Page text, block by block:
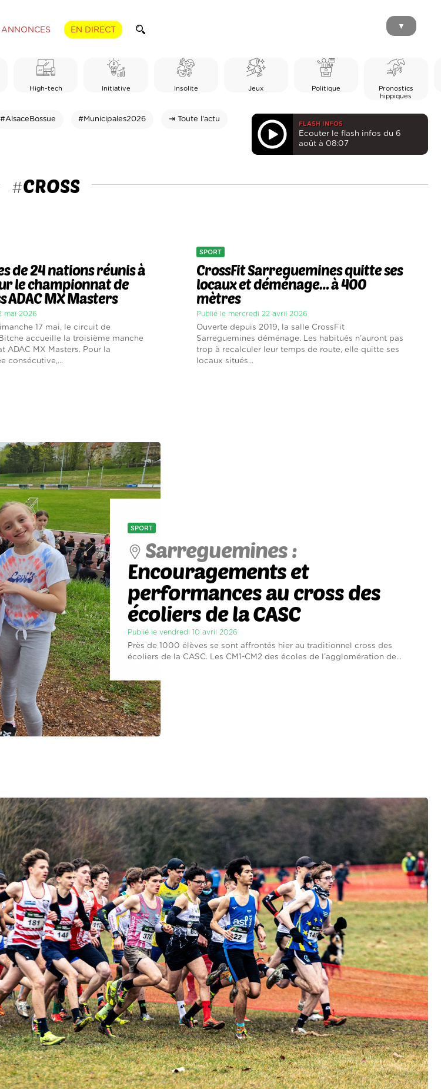
ANNONCES EN DIRECT ▼
High-tech Initiative Insolite Jeux Politique
Pronostics
hippiques
#AlsaceBossue #Municipales2026 ⇥ Toute l'actu
FLASH INFOS
Ecouter le flash infos du 6
août à 08:07
#CROSS
de 24 nations réunis à
le championnat de
ADAC MX Masters
mai 2026
17 mai, le circuit de
accueille la troisième manche
ADAC MX Masters. Pour la
consécutive,...
SPORT
CrossFit Sarreguemines quitte ses
locaux et déménage… à 400
mètres
Publié le mercredi 22 avril 2026
Ouverte depuis 2019, la salle CrossFit
Sarreguemines déménage. Les habitués n’auront pas
trop à recalculer leur temps de route, elle quitte ses
locaux situés...
SPORT
Sarreguemines :
Encouragements et
performances au cross des
écoliers de la CASC
Publié le vendredi 10 avril 2026
Près de 1000 élèves se sont affrontés hier au traditionnel cross des
écoliers de la CASC. Les CM1-CM2 des écoles de l’agglomération de...